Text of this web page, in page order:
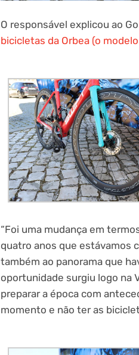
O responsável explicou ao
bicicletas da Orbea (o
“Foi uma mudança em
quatro anos que estávamos
também ao panorama que
oportunidade surgiu logo na
preparar a época com
momento e não ter as